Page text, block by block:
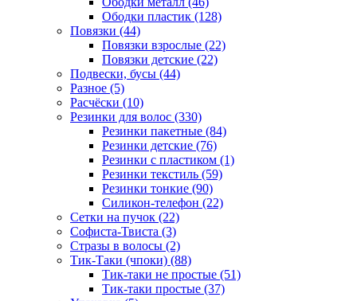
Ободки пластик (128)
Повязки (44)
Повязки взрослые (22)
Повязки детские (22)
Подвески, бусы (44)
Разное (5)
Расчёски (10)
Резинки для волос (330)
Резинки пакетные (84)
Резинки детские (76)
Резинки с пластиком (1)
Резинки текстиль (59)
Резинки тонкие (90)
Силикон-телефон (22)
Сетки на пучок (22)
Софиста-Твиста (3)
Стразы в волосы (2)
Тик-Таки (чпоки) (88)
Тик-таки не простые (51)
Тик-таки простые (37)